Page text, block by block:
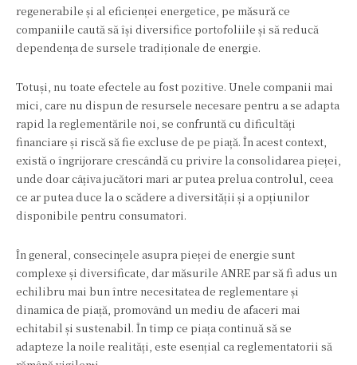
regenerabile și al eficienței energetice, pe măsură ce
companiile caută să își diversifice portofoliile și să reducă
dependența de sursele tradiționale de energie.
Totuși, nu toate efectele au fost pozitive. Unele companii mai
mici, care nu dispun de resursele necesare pentru a se adapta
rapid la reglementările noi, se confruntă cu dificultăți
financiare și riscă să fie excluse de pe piață. În acest context,
există o îngrijorare crescândă cu privire la consolidarea pieței,
unde doar câțiva jucători mari ar putea prelua controlul, ceea
ce ar putea duce la o scădere a diversității și a opțiunilor
disponibile pentru consumatori.
În general, consecințele asupra pieței de energie sunt
complexe și diversificate, dar măsurile ANRE par să fi adus un
echilibru mai bun între necesitatea de reglementare și
dinamica de piață, promovând un mediu de afaceri mai
echitabil și sustenabil. În timp ce piața continuă să se
adapteze la noile realități, este esențial ca reglementatorii să